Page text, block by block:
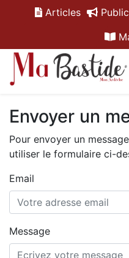
Articles
Envoyer un
Pour envoyer un
utiliser le formulaire ci-
Email
Message